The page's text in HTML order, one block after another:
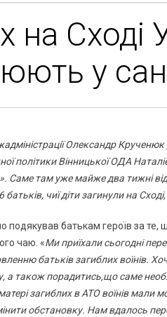
на Сході
у
Олександр
політики Вінницької ОДА
Саме там уже майже два тижні
чиї діти загинули на
батькам героїв за те,
чаю. «Ми приїхали сьогодні
батьків загиблих воїнів.
а також порадитись,що саме
загиблих в АТО воїнів мали
обстановку. Нам вдалось